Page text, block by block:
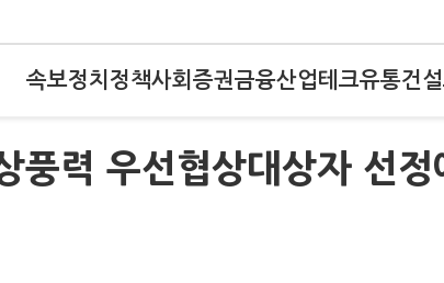
속보정치 정책사회 증권금융산업테크유통건설
풍력 우선협상대상자 선정